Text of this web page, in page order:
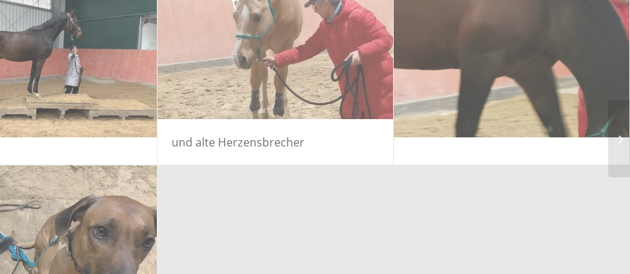
und alte Herzensbrecher